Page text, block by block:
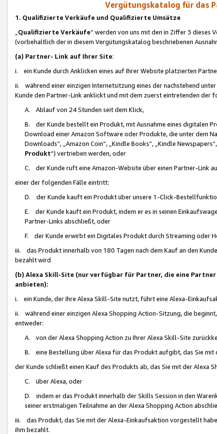
Vergütungskatalog für das
1. Qualifizierte Verkäufe und Qualifizierte Umsätze
Qualifizierte Verkäufe“ werden von uns mit den in Ziffer 3
(vorbehaltlich der in diesem Vergütungskatalog beschriebenen
(a) Partner- Link auf Ihrer Site:
i. ein Kunde durch Anklicken eines auf Ihrer Website platzierten
ii. während einer einzigen Internetsitzung eines der nachstehend
Kunde den Partner-Link anklickt und mit dem zuerst eintretenden der
A. Ablauf von 24 Stunden seit dem Klick,
B. der Kunde bestellt ein Produkt, mit Ausnahme eines digitalen
Download einer Amazon Software oder Produkte, die unter dem
Downloads“, „Amazon Coin“, „Kindle Books“, „Kindle
Produkt“) vertrieben werden, oder
C. der Kunde ruft eine Amazon-Website über einen Partner-Link
einer der folgenden Fälle eintritt:
D. der Kunde kauft ein Produkt über unsere 1-Click-
E. der Kunde kauft ein Produkt, indem er es in seinen
Partner-Links abschließt, oder
F. der Kunde erwirbt ein Digitales Produkt durch Streaming oder
iii. das Produkt innerhalb von 180 Tagen nach dem Kauf an den
bezahlt wird
(b) Alexa Skill-Site (nur verfügbar für Partner, die eine
anbieten):
i. ein Kunde, der Ihre Alexa Skill-Site nutzt, führt eine Alexa-
ii. während einer einzigen Alexa Shopping Action-Sitzung, die
entweder:
A. von der Alexa Shopping Action zu Ihrer Alexa Skill-Site
B. eine Bestellung über Alexa für das Produkt aufgibt, das Sie mit
der Kunde schließt einen Kauf des Produkts ab, das Sie mit der Alexa
C. über Alexa, oder
D. indem er das Produkt innerhalb der Skills Session in den
seiner erstmaligen Teilnahme an der Alexa Shopping Action
iii. das Produkt, das Sie mit der Alexa-Einkaufsaktion vorgestellt
ihm bezahlt.